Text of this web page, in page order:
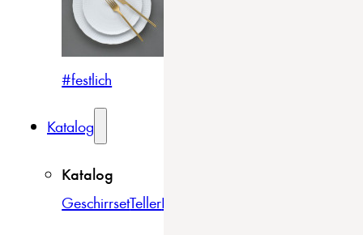
#festlich
Katalog
Katalog
GeschirrsetTellerBowls & Schüsseln